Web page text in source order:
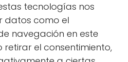
tecnologías nos
datos como el
navegación en este
retirar el consentimiento,